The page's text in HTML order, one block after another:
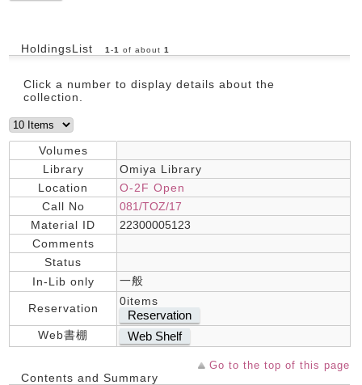
HoldingsList 1 -1 of about 1
Click a number to display details about the
collection.
Volumes
Library
Omiya Library
Location
O-2F Open
Call No
081/TOZ/17
Material ID
22300005123
Comments
Status
In-Lib only
一般
Reservation
0items
Reservation
Web書棚 Web Shelf
Go to the top of this page
Contents and Summary